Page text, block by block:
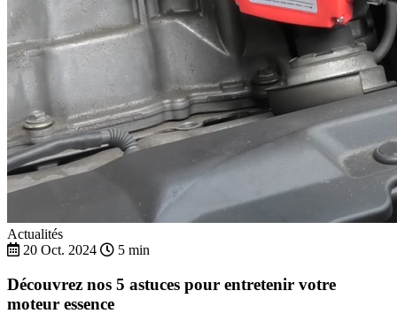
Actualités
20 Oct. 2024
5 min
Découvrez nos 5 astuces pour entretenir votre
moteur essence